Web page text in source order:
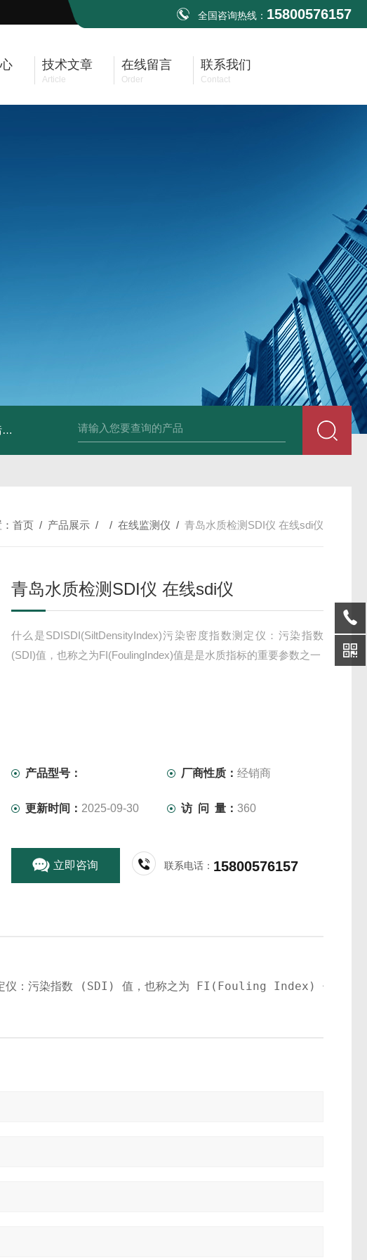
全国咨询热线： 15800576157
技术文章
Article
在线留言
Order
联系我们
Contact
全自动在线SDI仪 爱科污染指数测定仪 爱科手动污染指数测定仪
首页 / 产品展示 / / 在线监测仪 / 青岛水质检测SDI仪 在线sdi仪
青岛水质检测SDI仪 在线sdi仪
什么是SDISDI(SiltDensityIndex)污染密度指数测定仪：污染指数
(SDI)值，也称之为FI(FoulingIndex)值是是水质指标的重要参数之一
产品型号： 厂商性质：经销商
更新时间： 2025-09-30 访 问 量：360
立即咨询 联系电话： 15800576157
指数 (SDI) 值，也称之为 FI(Fouling Index) 值是是水质指标的